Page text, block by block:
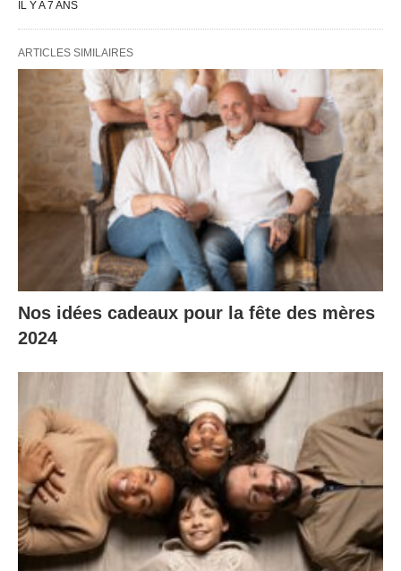
IL Y A 7 ANS
ARTICLES SIMILAIRES
Nos idées cadeaux pour la fête des mères
2024